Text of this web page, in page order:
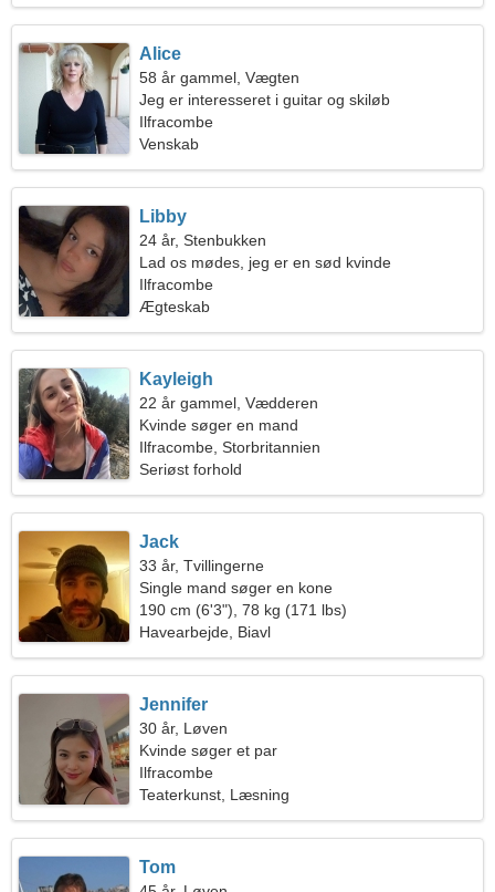
Alice
58 år gammel, Vægten
Jeg er interesseret i guitar og skiløb
Ilfracombe
Venskab
Libby
24 år, Stenbukken
Lad os mødes, jeg er en sød kvinde
Ilfracombe
Ægteskab
Kayleigh
22 år gammel, Vædderen
Kvinde søger en mand
Ilfracombe, Storbritannien
Seriøst forhold
Jack
33 år, Tvillingerne
Single mand søger en kone
190 cm (6'3"), 78 kg (171 lbs)
Havearbejde, Biavl
Jennifer
30 år, Løven
Kvinde søger et par
Ilfracombe
Teaterkunst, Læsning
Tom